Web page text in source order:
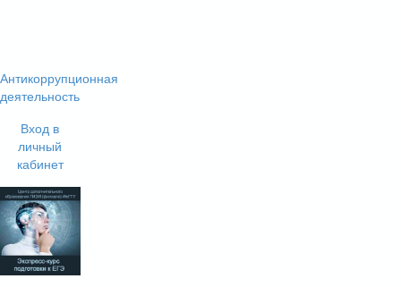
Антикоррупционная
деятельность
Вход в
личный
кабинет